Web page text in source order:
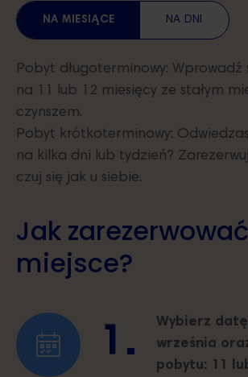
NA MIESIĄCE NA DNI
Pobyt długoterminowy: Wprowadź
na 11 lub 12 miesięcy ze stałym
czynszem.
Pobyt krótkoterminowy:
na kilka dni lub tydzień?
czuj się jak u siebie.
Jak zarezerwować
miejsce?
1.
Wybierz
września
pobytu: 11